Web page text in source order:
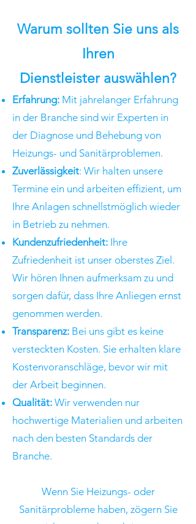
Warum sollten Sie uns als
Ihren
Dienstleister auswählen?
Erfahrung: Mit jahrelanger Erfahrung
in der Branche sind wir Experten in
der Diagnose und Behebung von
Heizungs- und Sanitärproblemen.
Zuverlässigkeit: Wir halten unsere
Termine ein und arbeiten effizient, um
Ihre Anlagen schnellstmöglich wieder
in Betrieb zu nehmen.
Kundenzufriedenheit: Ihre
Zufriedenheit ist unser oberstes Ziel.
Wir hören Ihnen aufmerksam zu und
sorgen dafür, dass Ihre Anliegen ernst
genommen werden.
Transparenz: Bei uns gibt es keine
versteckten Kosten. Sie erhalten klare
Kostenvoranschläge, bevor wir mit
der Arbeit beginnen.
Qualität: Wir verwenden nur
hochwertige Materialien und arbeiten
nach den besten Standards der
Branche.
Wenn Sie Heizungs- oder
Sanitärprobleme haben, zögern Sie